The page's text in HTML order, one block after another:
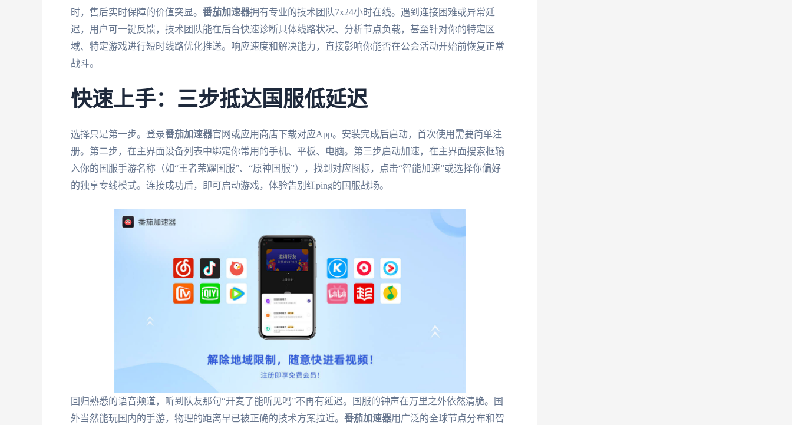
时，售后实时保障的价值突显。 番茄加速器拥有专业的技术团队7x24小时在线。遇到连接困难或异常延
迟，用户可一键反馈，技术团队能在后台快速诊断具体线路状况、分析节点负载，甚至针对你的特定区
域、特定游戏进行短时线路优化推送。响应速度和解决能力，直接影响你能否在公会活动开始前恢复正常
战斗。
快速上手：三步抵达国服低延迟
选择只是第一步。登录番茄加速器官网或应用商店下载对应App。安装完成后启动，首次使用需要简单注
册。第二步，在主界面设备列表中绑定你常用的手机、平板、电脑。第三步启动加速，在主界面搜索框输
入你的国服手游名称（如“王者荣耀国服”、“原神国服”），找到对应图标，点击“智能加速”或选择你偏好
的独享专线模式。连接成功后，即可启动游戏，体验告别红ping的国服战场。
回归熟悉的语音频道，听到队友那句“开麦了能听见吗”不再有延迟。国服的钟声在万里之外依然清脆。国
外当然能玩国内的手游，物理的距离早已被正确的技术方案拉近。 番茄加速器用广泛的全球节点分布和智